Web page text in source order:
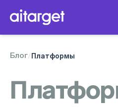
Блог/Платформы